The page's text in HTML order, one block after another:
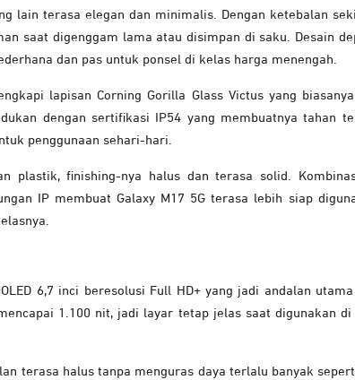
lain terasa elegan dan minimalis. Dengan ketebalan
saat digenggam lama atau disimpan di saku. Desain
dan pas untuk ponsel di kelas harga menengah.
lapisan Corning Gorilla Glass Victus yang
dengan sertifikasi IP54 yang membuatnya tahan
penggunaan sehari-hari.
plastik, finishing-nya halus dan terasa solid.
IP membuat Galaxy M17 5G terasa lebih siap
6,7 inci beresolusi Full HD+ yang jadi andalan
1.100 nit, jadi layar tetap jelas saat digunakan di
terasa halus tanpa menguras daya terlalu banyak